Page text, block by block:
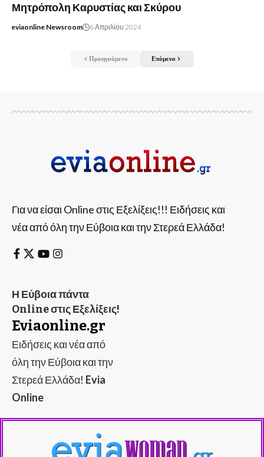
Μητρόπολη Καρυστίας και Σκύρου
eviaonline Newsroom 6 Απριλίου 2024
Προηγούμενο Επόμενο
Για να είσαι Online στις Εξελίξεις!!! Ειδήσεις και
νέα από όλη την Εύβοια και την Στερεά Ελλάδα!
Η Εύβοια πάντα
Online στις Εξελίξεις!
Eviaonline.gr
Ειδήσεις και νέα από
όλη την Εύβοια και την
Στερεά Ελλάδα! Evia
Online